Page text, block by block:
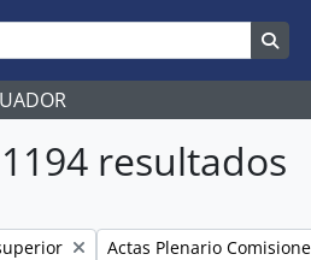
resultados
Remove filter:
Actas Plenario